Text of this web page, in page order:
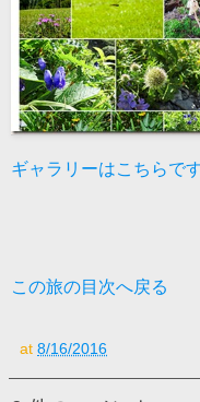
ギャラリーはこちらで
この旅の目次へ戻る
at 8/16/2016